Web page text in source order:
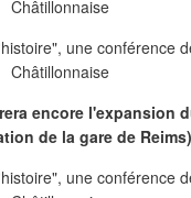
encore l'expansion
de la gare de Reims)